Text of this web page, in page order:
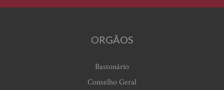
ORGÃOS
Bastonário
Conselho Geral